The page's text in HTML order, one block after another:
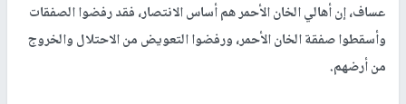
عساف، إن أهالي الخان الأحمر هم أساس الانتصار، فقد رفضوا الصفقات
وأسقطوا صفقة الخان الأحمر، ورفضوا التعويض من الاحتلال والخروج
من أرضهم.